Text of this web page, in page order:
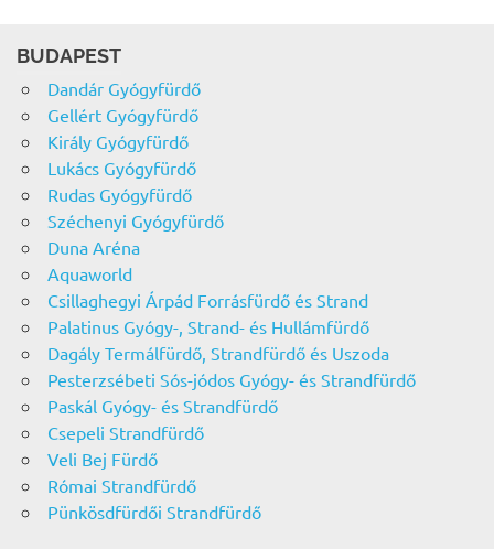
BUDAPEST
Dandár Gyógyfürdő
Gellért Gyógyfürdő
Király Gyógyfürdő
Lukács Gyógyfürdő
Rudas Gyógyfürdő
Széchenyi Gyógyfürdő
Duna Aréna
Aquaworld
Csillaghegyi Árpád Forrásfürdő és Strand
Palatinus Gyógy-, Strand- és Hullámfürdő
Dagály Termálfürdő, Strandfürdő és Uszoda
Pesterzsébeti Sós-jódos Gyógy- és Strandfürdő
Paskál Gyógy- és Strandfürdő
Csepeli Strandfürdő
Veli Bej Fürdő
Római Strandfürdő
Pünkösdfürdői Strandfürdő